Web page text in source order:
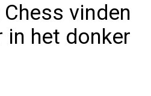
vinden
in het donker